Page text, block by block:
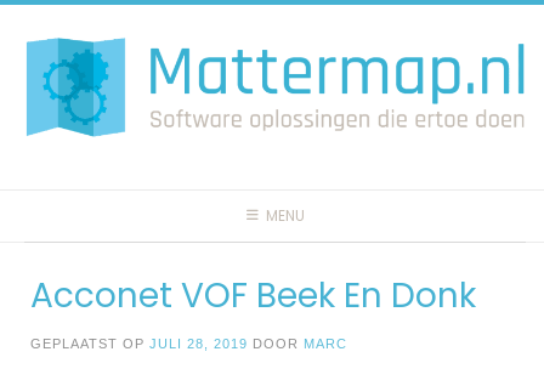
naar
inhoud
MENU
Acconet VOF Beek En Donk
GEPLAATST OP JULI 28, 2019 DOOR MARC